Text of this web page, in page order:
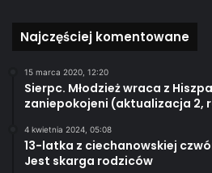
Najczęściej komentowane
15 marca 2020, 12:20
Sierpc. Młodzież wraca z
zaniepokojeni (aktualizacja 2,
4 kwietnia 2024, 05:08
13-latka z ciechanowskiej
Jest skarga rodziców